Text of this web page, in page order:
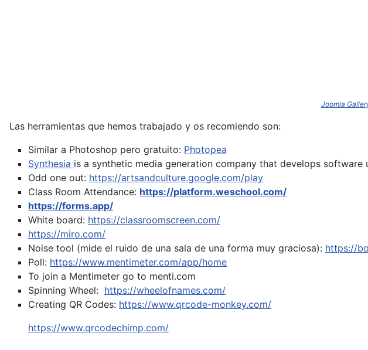
Joomla
Las herramientas que hemos trabajado y os recomiendo son:
Similar a Photoshop pero gratuito: Photopea
Synthesia is a synthetic media generation company that develops
Odd one out: https://artsandculture.google.com/play
Class Room Attendance: https://platform.weschool.com/
https://forms.app/
White board: https://classroomscreen.com/
https://miro.com/
Noise tool (mide el ruido de una sala de una forma muy graciosa): https://
Poll: https://www.mentimeter.com/app/home
To join a Mentimeter go to menti.com
Spinning Wheel: https://wheelofnames.com/
Creating QR Codes: https://www.qrcode-monkey.com/
https://www.qrcodechimp.com/